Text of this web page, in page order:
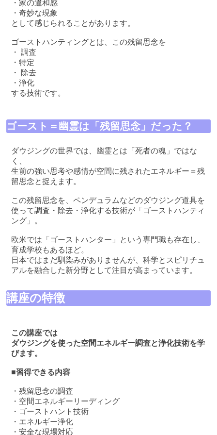
・家の違和感
・奇妙な現象
として感じられることがあります。
ゴーストハンティングとは、この残留思念を
・ 調査
・特定
・ 除去
・浄化
する技術です。
ゴースト＝幽霊は「残留思念」だった？
ダウジングの世界では、幽霊とは「死者の魂」ではな
く、
生前の強い思考や感情が空間に残されたエネルギー＝残
留思念と捉えます。
この残留思念を、ペンデュラムなどのダウジング道具を
使って調査・除去・浄化する技術が「ゴーストハンティ
ング」。
欧米では「ゴーストハンター」という専門職も存在し、
育成学校もあるほど。
日本ではまだ馴染みがありませんが、科学とスピリチュ
アルを融合した新分野として注目が高まっています。
講座の特徴
この講座では
ダウジングを使った空間エネルギー調査と浄化技術を学
びます。
■習得できる内容
・残留思念の調査
・空間エネルギーリーディング
・ゴーストハント技術
・エネルギー浄化
・安全な現場対応